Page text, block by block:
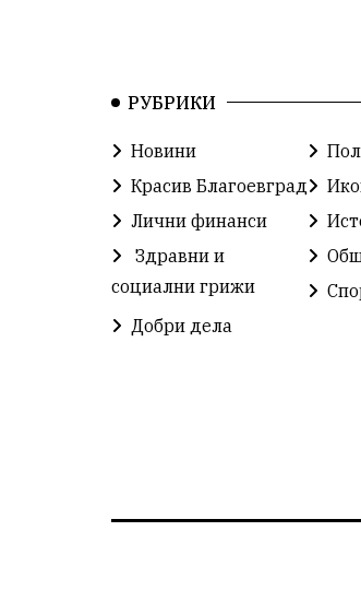
РУБРИКИ
Новини
Красив Благоевград
Лични финанси
Здравни и
социални грижи
Добри дела